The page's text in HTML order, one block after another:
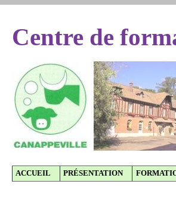
Centre de
ACCUEIL PRÉSENTATION